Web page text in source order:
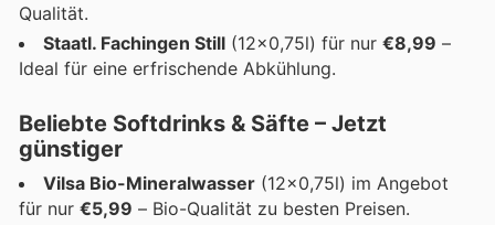
Qualität.
Staatl. Fachingen Still (12x0,75l) für nur €8,99 –
Ideal für eine erfrischende Abkühlung.
Beliebte Softdrinks & Säfte – Jetzt
günstiger
Vilsa Bio-Mineralwasser (12x0,75l) im Angebot
für nur €5,99 – Bio-Qualität zu besten Preisen.